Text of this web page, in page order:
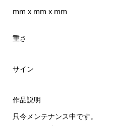
mm x mm x mm
重さ
サイン
作品説明
只今メンテナンス中です。